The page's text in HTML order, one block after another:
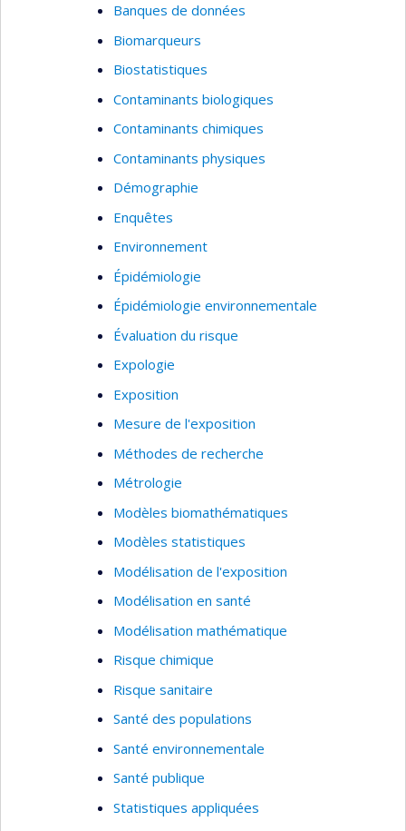
Banques de données
Biomarqueurs
Biostatistiques
Contaminants biologiques
Contaminants chimiques
Contaminants physiques
Démographie
Enquêtes
Environnement
Épidémiologie
Épidémiologie environnementale
Évaluation du risque
Expologie
Exposition
Mesure de l'exposition
Méthodes de recherche
Métrologie
Modèles biomathématiques
Modèles statistiques
Modélisation de l'exposition
Modélisation en santé
Modélisation mathématique
Risque chimique
Risque sanitaire
Santé des populations
Santé environnementale
Santé publique
Statistiques appliquées